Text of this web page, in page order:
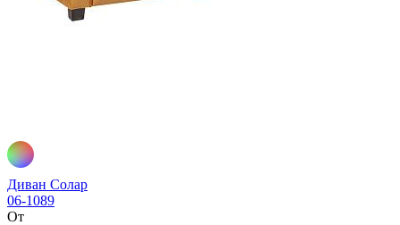
Диван Солар
06-1089
От